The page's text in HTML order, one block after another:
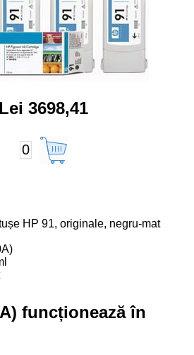
Lei 3698,41
0
HP 91, originale, negru-mat
funcționează în